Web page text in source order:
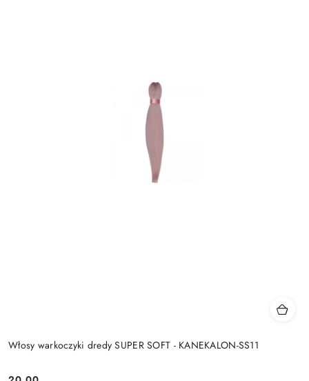
Włosy warkoczyki dredy SUPER SOFT - KANEKALON-SS11